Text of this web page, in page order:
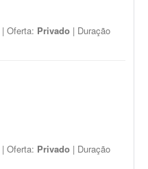
| Oferta: Privado | Duração
| Oferta: Privado | Duração